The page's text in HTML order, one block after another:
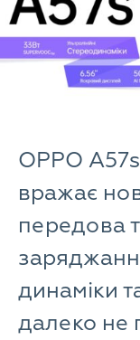
OPPO
вражає
передова
динаміки
далеко не